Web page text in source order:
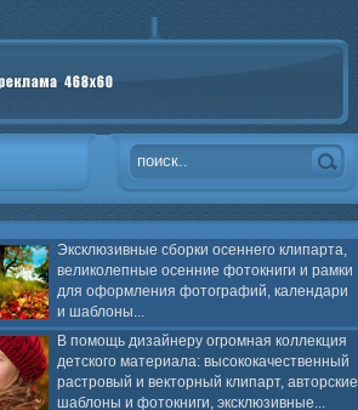
Эксклюзивные сборки осеннего клипарта,
великолепные осенние фотокниги и рамки
для оформления фотографий, календари
и шаблоны...
В помощь дизайнеру огромная коллекция
детского материала: высококачественный
растровый и векторный клипарт, авторские
шаблоны и фотокниги, эксклюзивные...